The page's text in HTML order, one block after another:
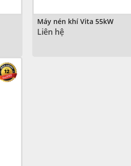
Máy nén khí Vita 55kW
Liên hệ